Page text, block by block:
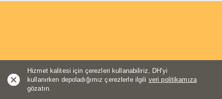
Hizmet kalitesi için çerezleri kullanabiliriz, DH'yi
kullanırken depoladığımız çerezlerle ilgili veri politikamıza
gözatın.